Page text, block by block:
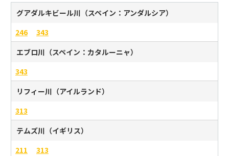
グアダルキビール川（スペイン：アンダルシア）
246
343
エブロ川（スペイン：カタルーニャ）
343
リフィー川（アイルランド）
313
テムズ川（イギリス）
211
313